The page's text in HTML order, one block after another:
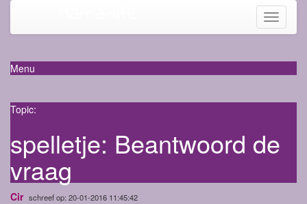
Toggle
Menu
Topic:
spelletje: Beantwoord de
vraag
Cir schreef op: 20-01-2016 11:45:42